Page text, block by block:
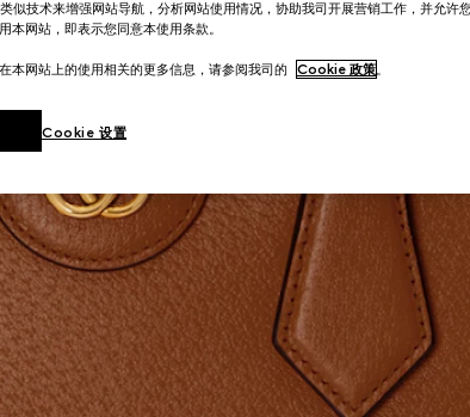
似技术来增强网站导航，分析网站使用情况，协助我司开展营销工作，并允许
本网站，即表示您同意本使用条款。
本网站上的使用相关的更多信息，请参阅我司的 Cookie 政策。
Cookie 设置